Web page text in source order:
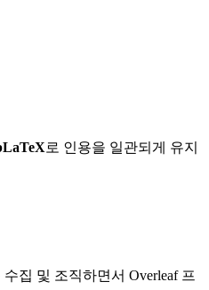
로 인용을 일관되게 유지
집 및 조직하면서 Overleaf 프